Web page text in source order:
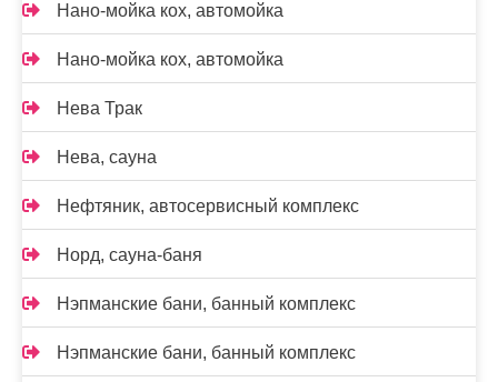
Нано-мойка кох, автомойка
Нано-мойка кох, автомойка
Нева Трак
Нева, сауна
Нефтяник, автосервисный комплекс
Норд, сауна-баня
Нэпманские бани, банный комплекс
Нэпманские бани, банный комплекс